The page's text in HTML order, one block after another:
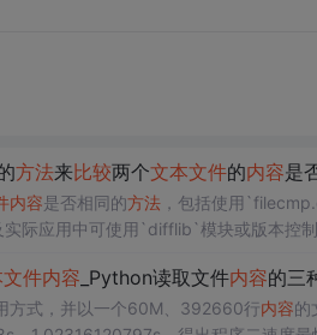
方法来比较两个文本文件的内容是
内容是否相同的方法，包括使用
际应用中可使用`difflib`模块或版本控
件内容 _Python读取文件内容的三
方式，并以一个60M、392660行内容的